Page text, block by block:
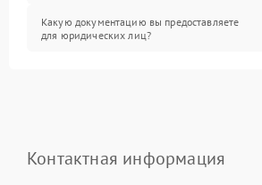
Какую документацию вы предоставляете
для юридических лиц?
Контактная информация